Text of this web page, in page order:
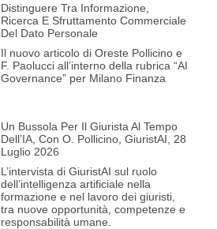
Distinguere Tra Informazione,
Ricerca E Sfruttamento Commerciale
Del Dato Personale
Il nuovo articolo di Oreste Pollicino e
F. Paolucci all’interno della rubrica “AI
Governance” per Milano Finanza
Un Bussola Per Il Giurista Al Tempo
Dell’IA, Con O. Pollicino, GiuristAI, 28
Luglio 2026
L’intervista di GiuristAI sul ruolo
dell’intelligenza artificiale nella
formazione e nel lavoro dei giuristi,
tra nuove opportunità, competenze e
responsabilità umane.